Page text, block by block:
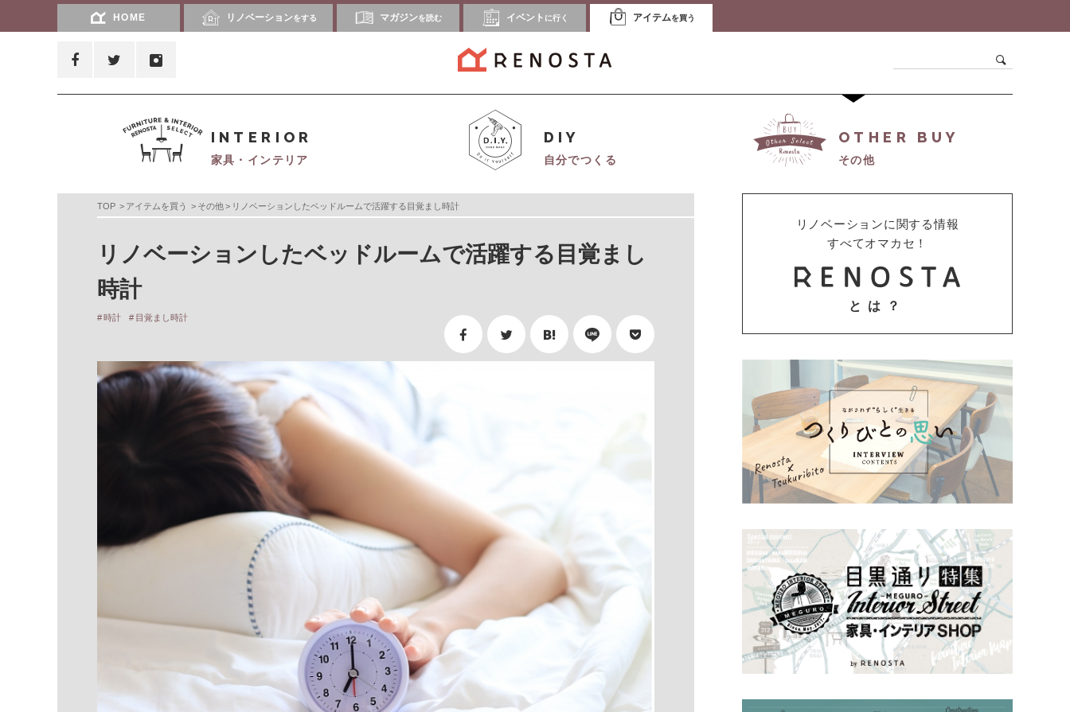
HOME リノベーションをする マガジンを読む イベント に行く アイテムを買う
INTERIOR
家具・インテリア
DIY
自分でつくる
OTHER BUY
その他
TOP アイテムを買う その他 リノベーションしたベッドルームで活躍する目覚まし時計
リノベーションしたベッドルームで活躍する目覚まし
時計
時計 目覚まし時計
リノベーションに関する情報
すべてオマカセ！
とは？